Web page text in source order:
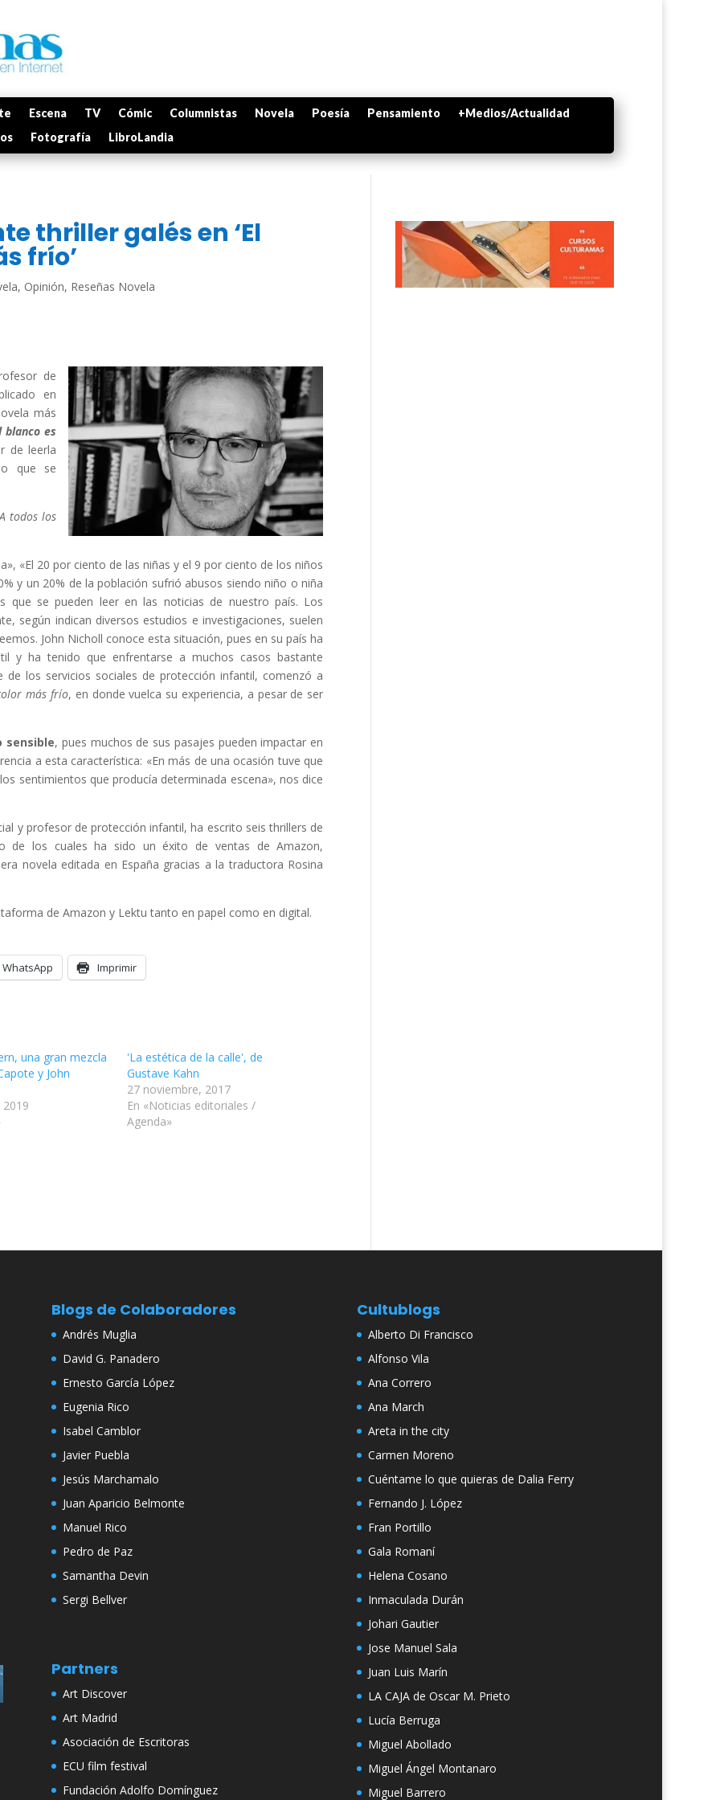
Escena TV Cómic Columnistas Novela Poesía Pensamiento
+Medios/Actualidad
Fotografía LibroLandia
thriller galés en ‘El
frío’
, Opinión, Reseñas Novela
de
en
más
blanco es
de leerla
que se
A todos los
«El 20 por ciento de las niñas y el 9 por ciento de los niños
y un 20% de la población sufrió abusos siendo niño o niña
que se pueden leer en las noticias de nuestro país. Los
según indican diversos estudios e investigaciones, suelen
John Nicholl conoce esta situación, pues en su país ha
y ha tenido que enfrentarse a muchos casos bastante
los servicios sociales de protección infantil, comenzó a
más frío, en donde vuelca su experiencia, a pesar de ser
sensible, pues muchos de sus pasajes pueden impactar en
a esta característica: «En más de una ocasión tuve que
sentimientos que producía determinada escena», nos dice
y profesor de protección infantil, ha escrito seis thrillers de
de los cuales ha sido un éxito de ventas de Amazon,
novela editada en España gracias a la traductora Rosina
de Amazon y Lektu tanto en papel como en digital.
WhatsApp Imprimir
una gran mezcla
y John
'La estética de la calle', de
Gustave Kahn
27 noviembre, 2017
En «Noticias editoriales /
Agenda»
Blogs de Colaboradores
Andrés Muglia
David G. Panadero
Ernesto García López
Eugenia Rico
Isabel Camblor
Javier Puebla
Jesús Marchamalo
Juan Aparicio Belmonte
Manuel Rico
Pedro de Paz
Samantha Devin
Sergi Bellver
Partners
Art Discover
Art Madrid
Asociación de Escritoras
ECU film festival
Fundación Adolfo Domínguez
Cultublogs
Alberto Di Francisco
Alfonso Vila
Ana Correro
Ana March
Areta in the city
Carmen Moreno
Cuéntame lo que quieras de Dalia Ferry
Fernando J. López
Fran Portillo
Gala Romaní
Helena Cosano
Inmaculada Durán
Johari Gautier
Jose Manuel Sala
Juan Luis Marín
LA CAJA de Oscar M. Prieto
Lucía Berruga
Miguel Abollado
Miguel Ángel Montanaro
Miguel Barrero